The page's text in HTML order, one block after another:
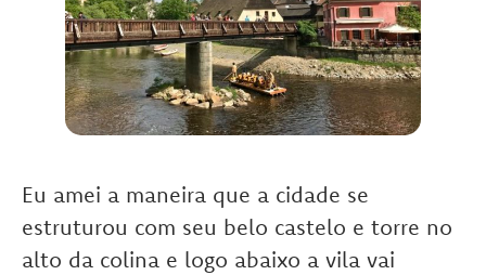
Eu amei a maneira que a cidade se
estruturou com seu belo castelo e torre no
alto da colina e logo abaixo a vila vai